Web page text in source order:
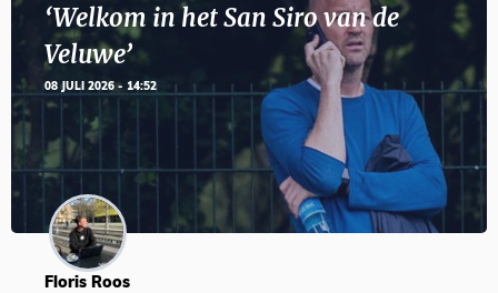
‘Welkom in het San Siro van de
Veluwe’
08 JULI 2026 - 14:52
Floris Roos